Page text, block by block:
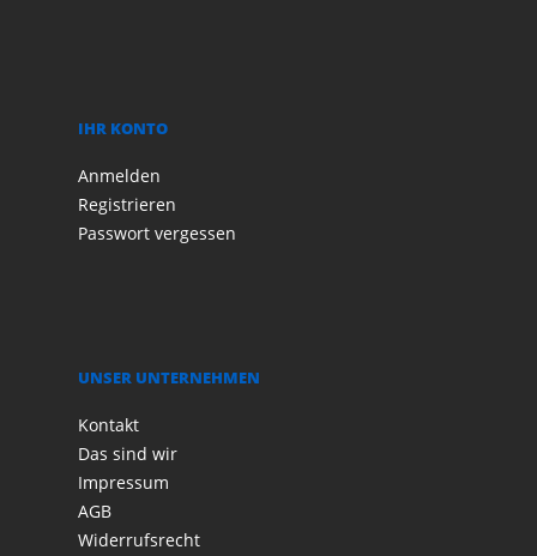
IHR KONTO
Anmelden
Registrieren
Passwort vergessen
UNSER UNTERNEHMEN
Kontakt
Das sind wir
Impressum
AGB
Widerrufsrecht